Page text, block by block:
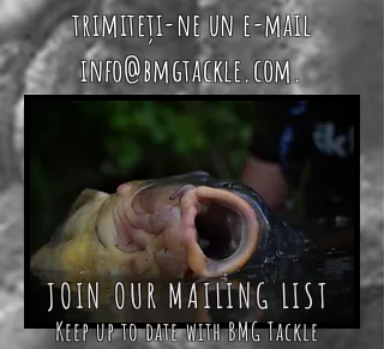
trimiteți-ne un e-mail
info@bmgtackle.com.
JOIN OUR MAILING LIST
Keep up to date with BMG Tackle